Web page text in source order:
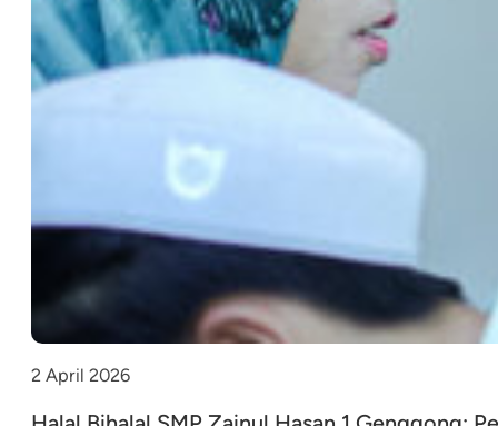
2 April 2026